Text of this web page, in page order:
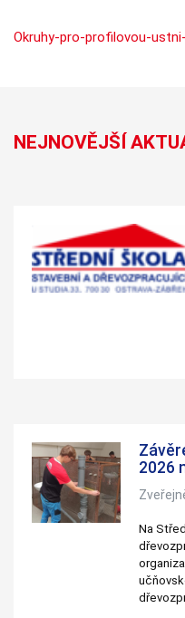
Okruhy-pro-profilovou-
NEJNOVĚJŠÍ
2026
Na